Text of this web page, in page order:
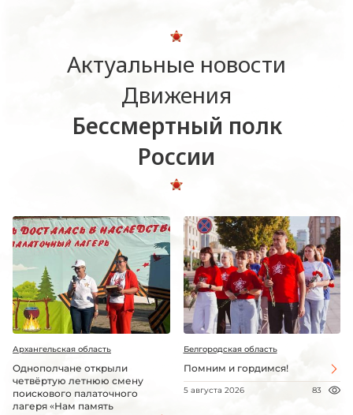
Актуальные новости
Движения
Бессмертный полк
России
Архангельская область
Однополчане открыли
четвёртую летнюю смену
поискового палаточного
лагеря «Нам память
Белгородская область
Помним и гордимся!
5 августа 2026 83